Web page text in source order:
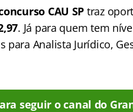
CAU SP traz
. Já para quem tem
para Analista Jurídico,
seguir o canal do